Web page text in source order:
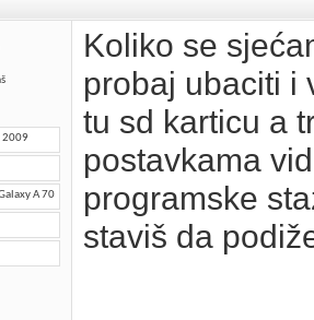
2009
A 70
Koliko se
probaj ubaciti i
tu sd karticu a
postavkama
programske
staviš da